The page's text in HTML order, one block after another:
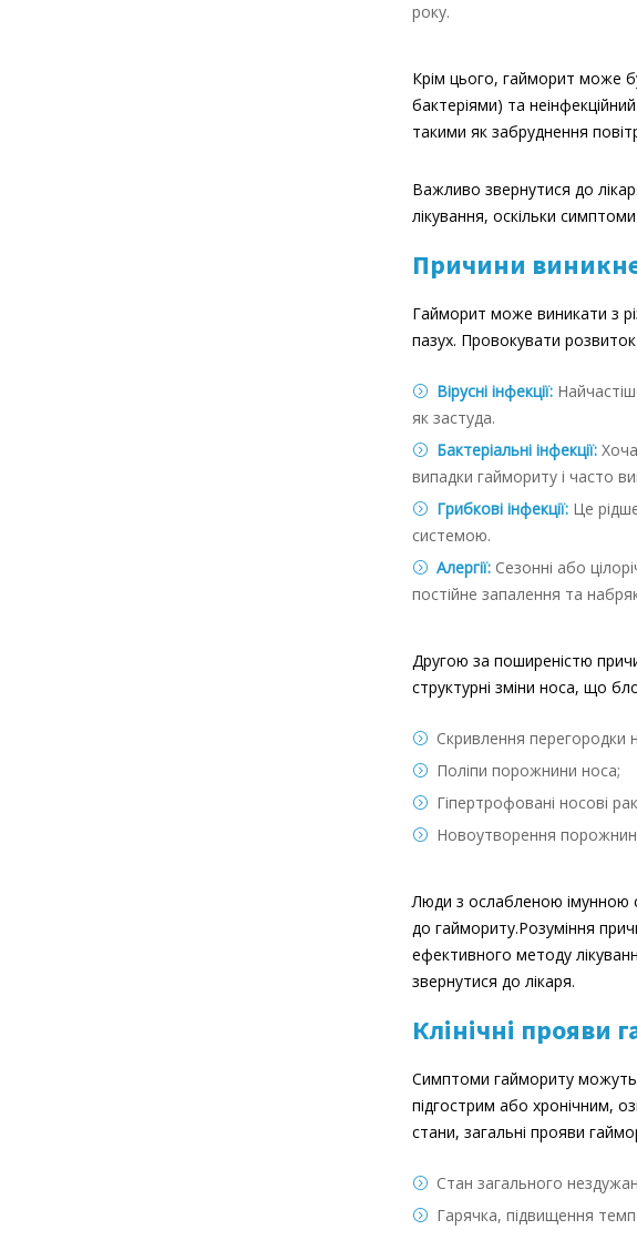
року.
Крім цього, гайморит може
бактеріями) та
такими як забруднення
Важливо звернутися до
лікування, оскільки
Причини
Гайморит може виникати з
пазух. Провокувати
Вірусні інфекції:
як застуда.
Бактеріальні інфекції:
випадки гаймориту і часто
Грибкові інфекції: Це
системою.
Алергії: Сезонні або
постійне запалення та
Другою за поширеністю
структурні зміни носа, що
Скривлення перегородки
Поліпи порожнини носа;
Гіпертрофовані носові
Новоутворення
Люди з ослабленою імунною
до гаймориту.Розуміння
ефективного методу
звернутися до лікаря.
Клінічні прояви
Симптоми гаймориту можуть
підгострим або хронічним,
стани, загальні прояви
Стан загального
Гарячка, підвищення